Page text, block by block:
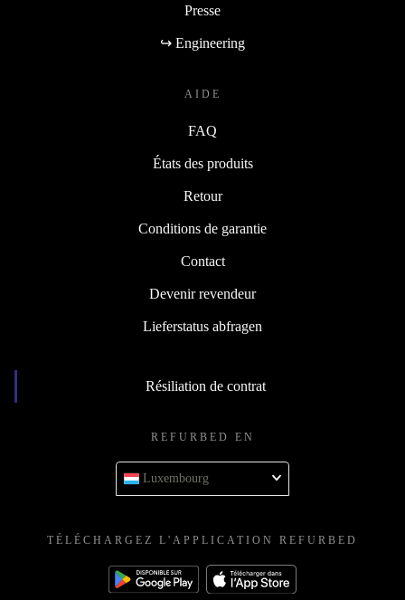
Presse
↪ Engineering
AIDE
FAQ
États des produits
Retour
Conditions de garantie
Contact
Devenir revendeur
Lieferstatus abfragen
Résiliation de contrat
REFURBED EN
Luxembourg
TÉLÉCHARGEZ L'APPLICATION REFURBED